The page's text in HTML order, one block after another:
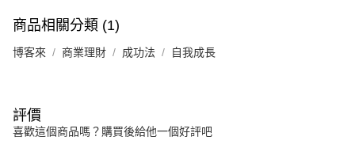
商品相關分類 (1)
博客來 商業理財 成功法 自我成長
評價
喜歡這個商品嗎？購買後給他一個好評吧